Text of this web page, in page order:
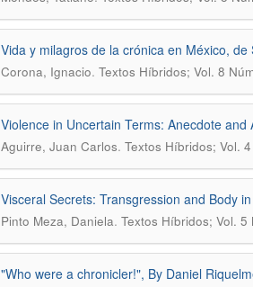
Vida y milagros de la crónica en México, de
Corona, Ignacio. Textos Híbridos; Vol. 8
Violence in Uncertain Terms: Anecdote
Aguirre, Juan Carlos. Textos Híbridos; Vol.
Visceral Secrets: Transgression and Body
Pinto Meza, Daniela. Textos Híbridos; Vol. 5
"Who were a chronicler!", By Daniel